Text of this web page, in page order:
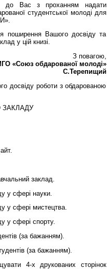
до Вас з проханням надати
студентської молоді для
поширення Вашого досвіду та
у цій книзі.
З повагою,
«Союз обдарованої молоді»
С.Терепищий
досвіду роботи з обдарованою
ЗАКЛАДУ
заклад.
у сфері науки.
у сфері мистецтва.
у сфері спорту.
(за бажанням).
(за бажанням).
4-х друкованих сторінок